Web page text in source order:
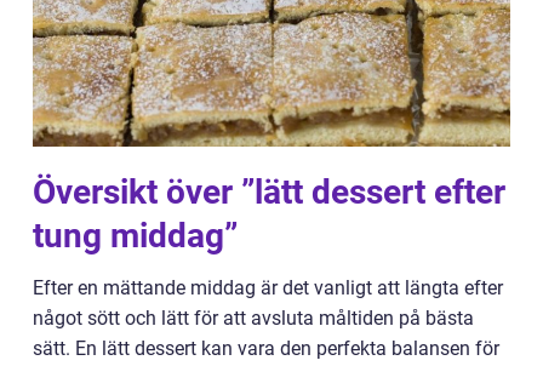
Översikt över ”lätt dessert efter
tung middag”
Efter en mättande middag är det vanligt att längta efter
något sött och lätt för att avsluta måltiden på bästa
sätt. En lätt dessert kan vara den perfekta balansen för